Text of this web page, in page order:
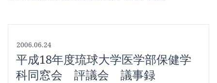
2006.06.24
平成18年度琉球大学医学部保健学
科同窓会 評議会 議事録